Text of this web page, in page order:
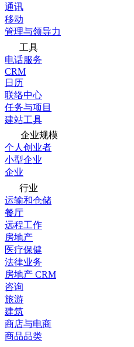
通讯
移动
管理与领导力
工具
电话服务
CRM
日历
联络中心
任务与项目
建站工具
企业规模
个人创业者
小型企业
企业
行业
运输和仓储
餐厅
远程工作
房地产
医疗保健
法律业务
房地产 CRM
咨询
旅游
建筑
商店与电商
商品品类